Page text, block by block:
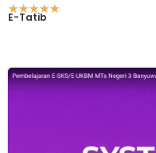
☆☆☆☆☆
E-Tatib